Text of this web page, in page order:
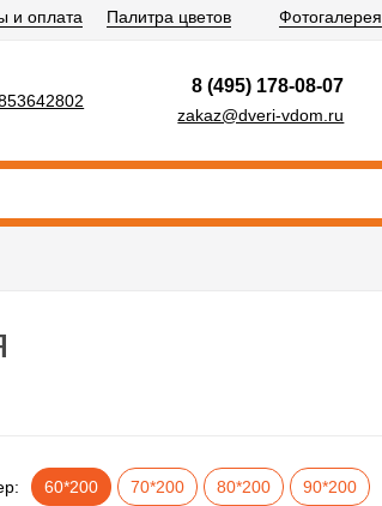
и оплата Палитра цветов Фотогалерея
8 (495) 178-08-07
zakaz@dveri-vdom.ru
60*200 70*200 80*200 90*200